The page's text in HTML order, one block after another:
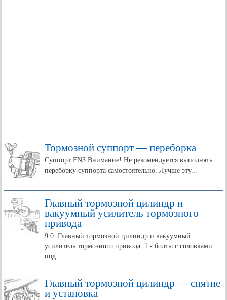
Тормозной суппорт — переборка
Суппорт FN3 Внимание! Не рекомендуется выполнять
переборку суппорта самостоятельно. Лучше эту...
Главный тормозной цилиндр и
вакуумный усилитель тормозного
привода
9.0. Главный тормозной цилиндр и вакуумный
усилитель тормозного привода: 1 - болты с головками
под...
Главный тормозной цилиндр — снятие
и установка